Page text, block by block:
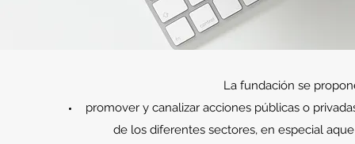
La fundación se
promover y canalizar acciones públicas o
de los diferentes sectores, en especial